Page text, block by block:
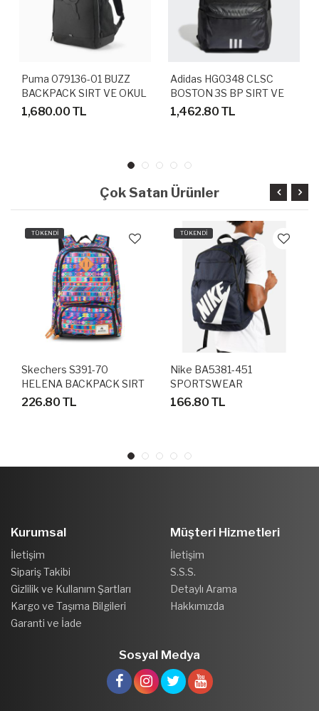
Puma 079136-01 BUZZ
BACKPACK SIRT VE OKUL
ÇANTASI
1,680.00 TL
Adidas HG0348 CLSC
BOSTON 3S BP SIRT VE
OKUL ÇANTASI
1,462.80 TL
Çok Satan Ürünler
TÜKENDİ
Skechers S391-70
HELENA BACKPACK SIRT
VE OKUL ÇANTASI 44 Cm
226.80 TL
TÜKENDİ
Nike BA5381-451
SPORTSWEAR
ELEMENTAL BP SIRT VE
166.80 TL
Kurumsal
İletişim
Sipariş Takibi
Gizlilik ve Kullanım Şartları
Kargo ve Taşıma Bilgileri
Garanti ve İade
Müşteri Hizmetleri
İletişim
S.S.S.
Detaylı Arama
Hakkımızda
Sosyal Medya